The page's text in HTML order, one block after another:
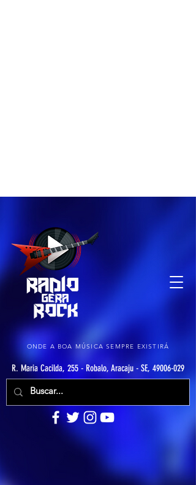
ONDE A BOA MÚSICA SEMPRE EXISTIRÁ
R. Maria Cacilda, 255 - Robalo, Aracaju - SE, 49006-029